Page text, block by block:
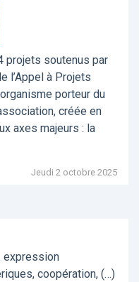
projets soutenus par
l’Appel à Projets
porteur du
créée en
axes majeurs : la
Jeudi 2 octobre 2025
expression
coopération, (…)